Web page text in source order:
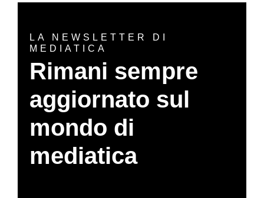
LA NEWSLETTER DI
MEDIATICA
Rimani sempre
aggiornato sul
mondo di
mediatica